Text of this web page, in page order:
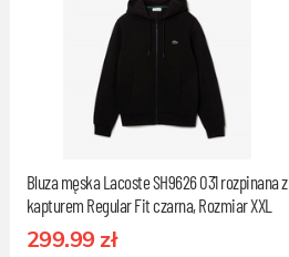
Bluza męska Lacoste SH9626 031 rozpinana z
kapturem Regular Fit czarna, Rozmiar XXL
299.99 zł